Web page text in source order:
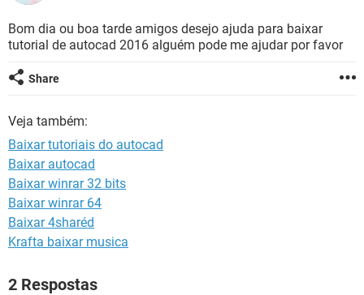
GUIA DE COMPRAS
INSTAGRAM GMAIL
GUIA DE COMPRAS
CELULAR
OUTLOOK EXCEL
JOGOS WHATSAPP
CELULAR FACEBOOK
OUTLOOK
GUIA DE COMPRAS
Bom dia ou boa tarde amigos desejo ajuda para baixar
tutorial de autocad 2016 alguém pode me ajudar por favor
Share
Veja também:
Baixar tutoriais do autocad
Baixar autocad
Baixar winrar 32 bits
Baixar winrar 64
Baixar 4sharéd
Krafta baixar musica
2 Respostas